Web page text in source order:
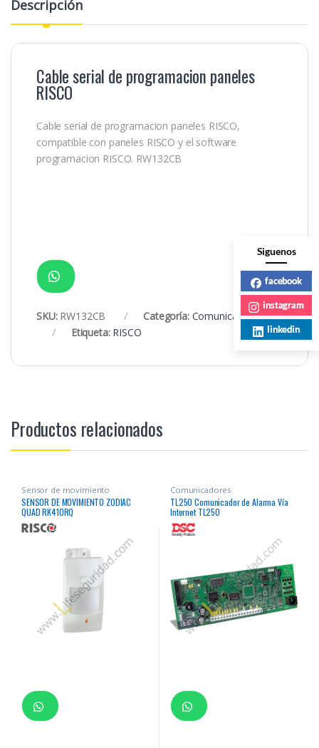
Descripción
Cable serial de programacion paneles
RISCO
Cable serial de programacion paneles RISCO,
compatible con paneles RISCO y el software
programacion RISCO. RW132CB
SKU: RW132CB Categoría: Comunicadores
Etiqueta: RISCO
Productos relacionados
Sensor de movimiento
SENSOR DE MOVIMIENTO ZODIAC
QUAD RK410RQ
Comunicadores
TL250 Comunicador de Alarma Vía
Internet TL250
Siguenos
facebook
instagram
linkedin